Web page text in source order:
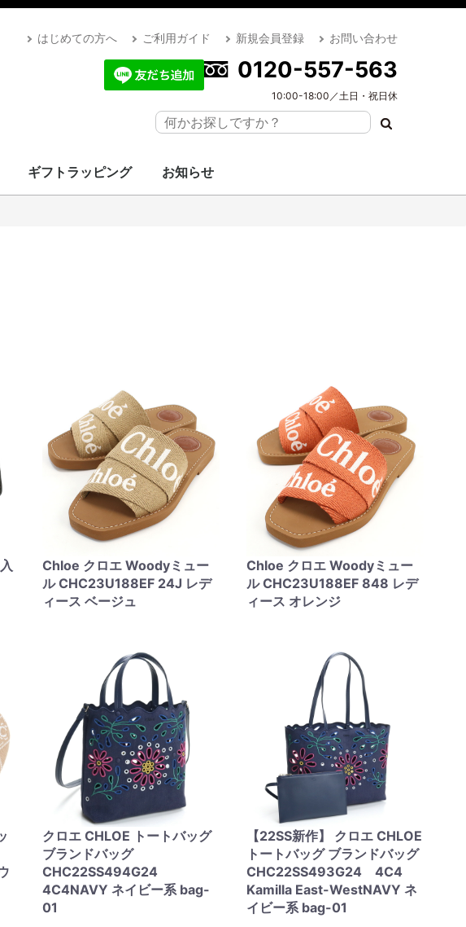
はじめての方へ ご利用ガイド 新規会員登録 お問い合わせ
0120-557-563
10:00-18:00／土日・祝日休
ー
グル
ンス
PARIS
FONDATION LOUIS VUITTON
BAY
ADIDAS BY STELLA MCCARTNEYCOMME des GARÇONS D&G
ギフトラッピング お知らせ
Chloe クロエ Woodyミュー
ル CHC23U188EF 24J レデ
ィース ベージュ
Chloe クロエ Woodyミュー
ル CHC23U188EF 848 レデ
ィース オレンジ
クロエ CHLOE トートバッグ
ブランドバッグ
CHC22SS494G24
4C4NAVY ネイビー系 bag-
01
【22SS新作】 クロエ CHLOE
トートバッグ ブランドバッグ
CHC22SS493G24 4C4
Kamilla East-WestNAVY ネ
イビー系 bag-01